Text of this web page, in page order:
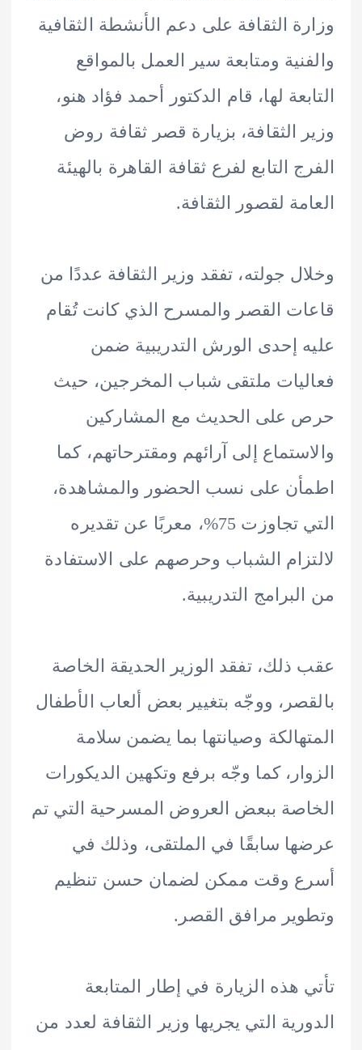
الثقافة على دعم الأنشطة الثقافية
ومتابعة سير العمل بالمواقع
لها، قام الدكتور أحمد فؤاد هنو،
الثقافة، بزيارة قصر ثقافة روض
التابع لفرع ثقافة القاهرة بالهيئة
لقصور الثقافة.
جولته، تفقد وزير الثقافة عددًا من
القصر والمسرح الذي كانت تُقام
إحدى الورش التدريبية ضمن
ملتقى شباب المخرجين، حيث
على الحديث مع المشاركين
إلى آرائهم ومقترحاتهم، كما
على نسب الحضور والمشاهدة،
التي تجاوزت 75%، معربًا عن تقديره
الشباب وحرصهم على الاستفادة
التدريبية.
تفقد الوزير الحديقة الخاصة
ووجّه بتغيير بعض ألعاب الأطفال
وصيانتها بما يضمن سلامة
كما وجّه برفع وتكهين الديكورات
ببعض العروض المسرحية التي تم
سابقًا في الملتقى، وذلك في
وقت ممكن لضمان حسن تنظيم
مرافق القصر.
هذه الزيارة في إطار المتابعة
التي يجريها وزير الثقافة لعدد من